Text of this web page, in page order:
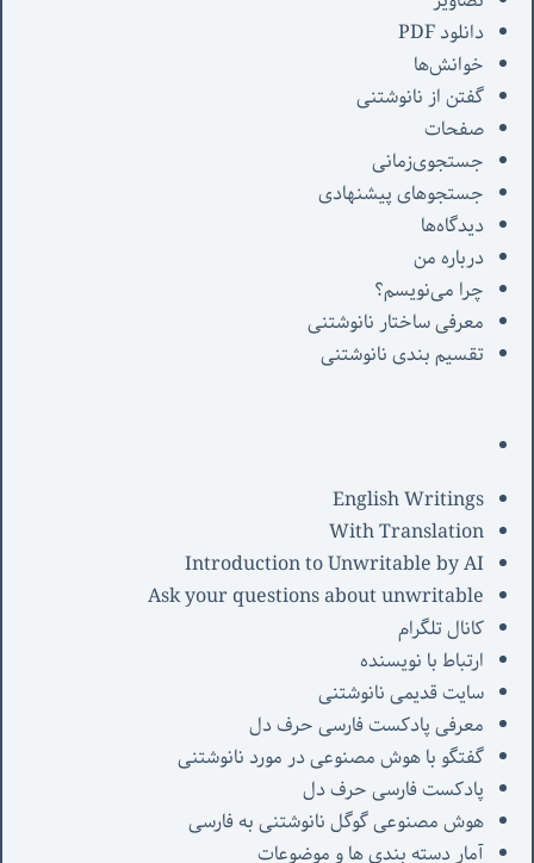
دانلود PDF
خوانش‌ها
گفتن از نانوشتنی
صفحات
جستجوی‌زمانی
جستجوهای پیشنهادی
دیدگاه‌ها
درباره من
چرا می‌نویسم؟
معرفی‌ ساختار نانوشتنی
تقسیم بندی نانوشتنی
English Writings
With Translation
Introduction to Unwritable by AI
Ask your questions about unwritable
کانال تلگرام
ارتباط با نویسنده
سایت قدیمی نانوشتنی
معرفی پادکست فارسی حرف دل
گفتگو با هوش مصنوعی در مورد نانوشتنی
پادکست فارسی حرف دل
هوش مصنوعی گوگل نانوشتنی به فارسی
آمار دسته بندی ها و موضوعات